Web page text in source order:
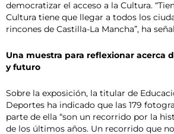
democratizar el acceso a la Cultura.
Cultura tiene que llegar a todos los
rincones de Castilla-La Mancha”, ha
Una muestra para reflexionar acerca
y futuro
Sobre la exposición, la titular de
Deportes ha indicado que las 179
parte de ella “son un recorrido por la
de los últimos años. Un recorrido que